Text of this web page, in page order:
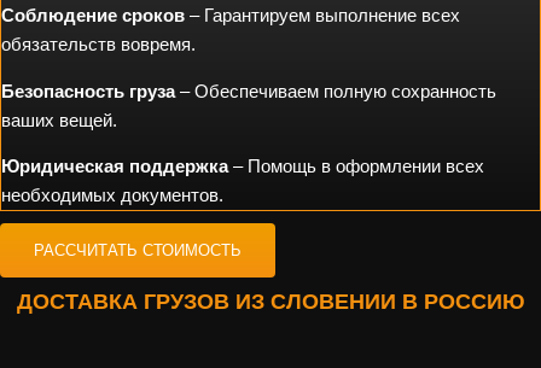
Соблюдение сроков – Гарантируем выполнение всех
обязательств вовремя.
Безопасность груза– Обеспечиваем полную сохранность
ваших вещей.
Юридическая поддержка– Помощь в оформлении всех
необходимых документов.
РАССЧИТАТЬ СТОИМОСТЬ
ДОСТАВКА ГРУЗОВ ИЗ СЛОВЕНИИ В РОССИЮ